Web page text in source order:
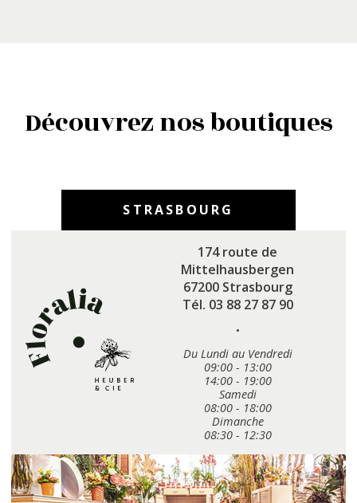
Découvrez nos boutiques
STRASBOURG
174 route de
Mittelhausbergen
67200 Strasbourg
Tél. 03 88 27 87 90
·
Du Lundi au Vendredi
09:00 - 13:00
14:00 - 19:00
Samedi
08:00 - 18:00
Dimanche
08:30 - 12:30